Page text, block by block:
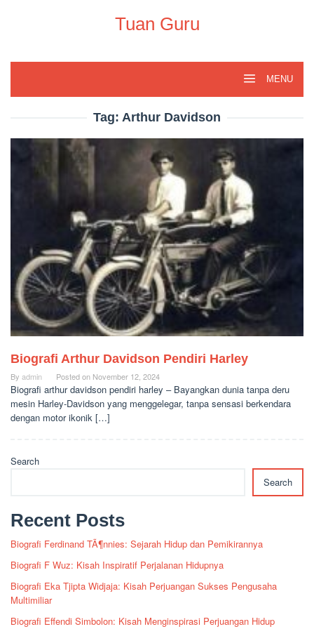
Tuan Guru
MENU
Tag: Arthur Davidson
Biografi Arthur Davidson Pendiri Harley
By admin Posted on November 12, 2024
Biografi arthur davidson pendiri harley – Bayangkan dunia tanpa deru
mesin Harley-Davidson yang menggelegar, tanpa sensasi berkendara
dengan motor ikonik […]
Search
Search
Recent Posts
Biografi Ferdinand TÃ¶nnies: Sejarah Hidup dan Pemikirannya
Biografi F Wuz: Kisah Inspiratif Perjalanan Hidupnya
Biografi Eka Tjipta Widjaja: Kisah Perjuangan Sukses Pengusaha
Multimiliar
Biografi Effendi Simbolon: Kisah Menginspirasi Perjuangan Hidup